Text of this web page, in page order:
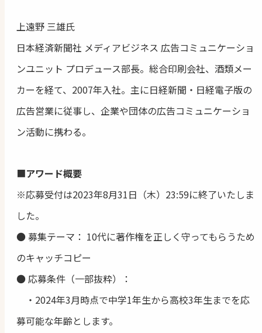
上遠野 三雄氏
日本経済新聞社 メディアビジネス 広告コミュニケーショ
ンユニット プロデュース部長。総合印刷会社、酒類メー
カーを経て、2007年入社。主に日経新聞・日経電子版の
広告営業に従事し、企業や団体の広告コミュニケーショ
ン活動に携わる。
■アワード概要
※応募受付は2023年8月31日（木）23:59に終了いたしま
した。
● 募集テーマ： 10代に著作権を正しく守ってもらうため
のキャッチコピー
● 応募条件（一部抜粋）：
・2024年3月時点で中学1年生から高校3年生までを応
募可能な年齢とします。